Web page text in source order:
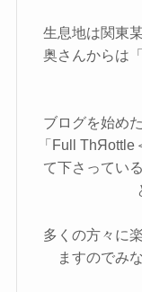
生息地は関東
奥さんからは
ブログを始め
「Full
て下さってい
多くの方々に
ますのでみ